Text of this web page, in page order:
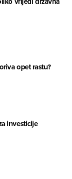
opet rastu?
investicije